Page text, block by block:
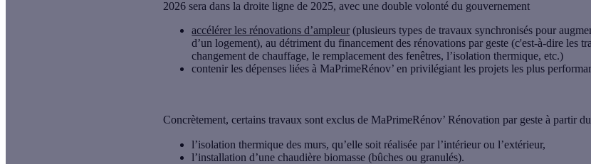
2026 sera dans la droite ligne de 2025, avec une double volonté du gouvernement
accélérer les rénovations d’ampleur (plusieurs types de travaux synchronisés pour
d’un logement), au détriment du financement des rénovations par geste (c'est-à-dire les
changement de chauffage, le remplacement des fenêtres, l’isolation thermique, etc.)
contenir les dépenses liées à MaPrimeRénov’ en privilégiant les projets les plus
Concrètement,certains travaux sont exclus de MaPrimeRénov’ Rénovation par geste à partir
l’isolation thermique des murs, qu’elle soit réalisée par l’intérieur ou l’extérieur,
l’installation d’une chaudière biomasse (bûches ou granulés).